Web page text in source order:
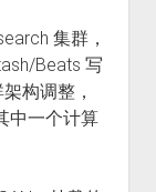
集群，
Beats 写
构调整，
中一个计算